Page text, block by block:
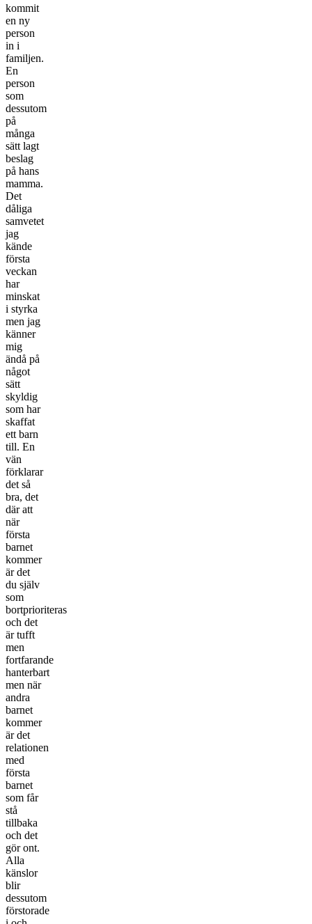
kommit
en ny
person
in i
familjen.
En
person
som
dessutom
på
många
sätt lagt
beslag
på hans
mamma.
Det
dåliga
samvetet
jag
kände
första
veckan
har
minskat
i styrka
men jag
känner
mig
ändå på
något
sätt
skyldig
som har
skaffat
ett barn
till. En
vän
förklarar
det så
bra, det
där att
när
första
barnet
kommer
är det
du själv
som
bortprioriteras
och det
är tufft
men
fortfarande
hanterbart
men när
andra
barnet
kommer
är det
relationen
med
första
barnet
som får
stå
tillbaka
och det
gör ont.
Alla
känslor
blir
dessutom
förstorade